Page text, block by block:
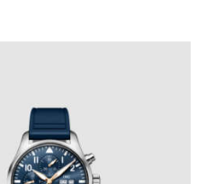
CHRONOGRAPH LE
PETIT PRINCE